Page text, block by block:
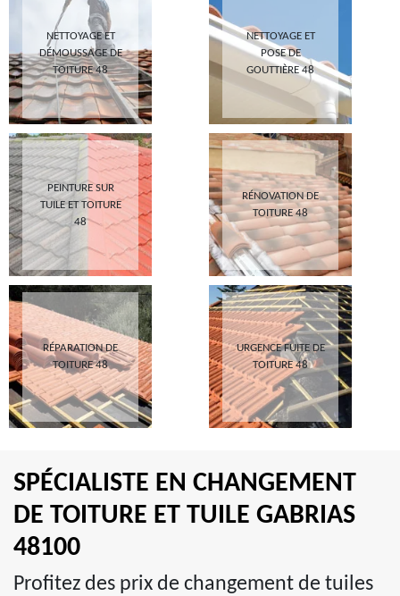
NETTOYAGE ET
DÉMOUSSAGE DE
TOITURE 48
NETTOYAGE ET
POSE DE
GOUTTIÈRE 48
PEINTURE SUR
TUILE ET TOITURE
48
RÉNOVATION DE
TOITURE 48
RÉPARATION DE
TOITURE 48
URGENCE FUITE DE
TOITURE 48
SPÉCIALISTE EN CHANGEMENT
DE TOITURE ET TUILE GABRIAS
48100
Profitez des prix de changement de tuiles